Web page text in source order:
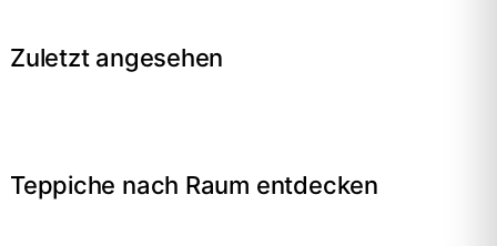
Zuletzt angesehen
Teppiche nach Raum entdecken
Wohnzimmer